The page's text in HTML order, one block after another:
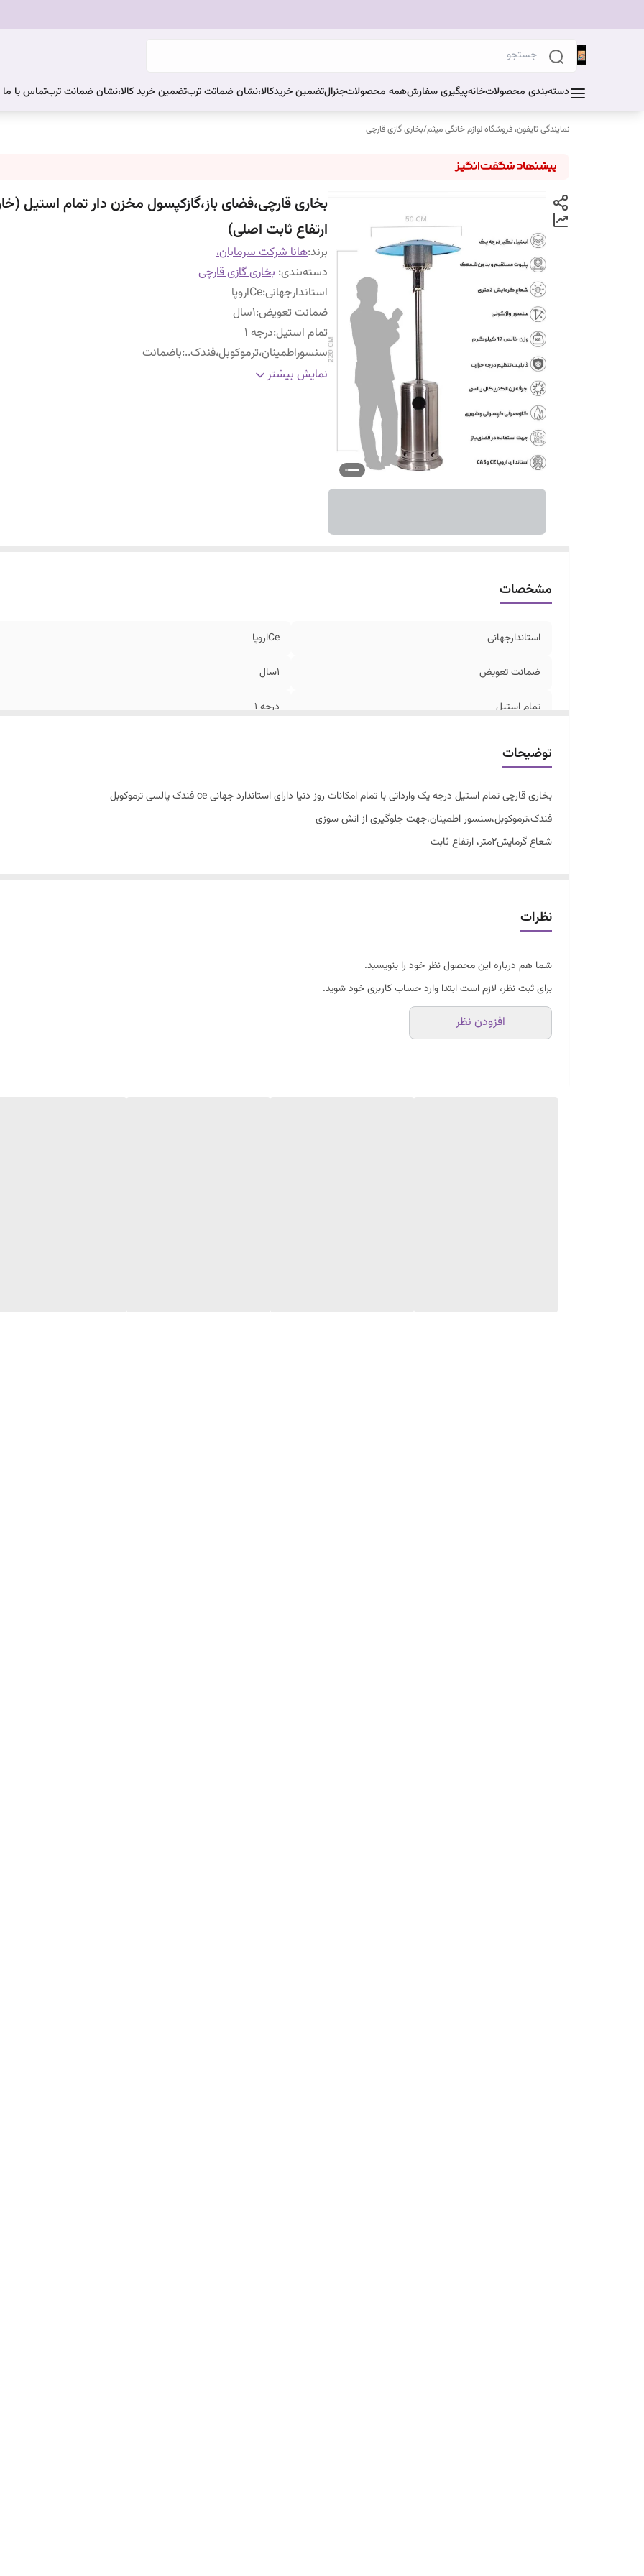
دسته‌بندی محصولاتخانهپیگیری سفارشهمه محصولاتجنرالتضمین خریدکالا،نشان ضماتت تربتضمین خرید کالا،نشان ضمانت تربتماس با ما
نمایندگی تایفون، فروشگاه لوازم خانگی میثم/بخاری گازی قارچی
بخاری قارچی،فضای باز،گازکپسول مخزن دار تمام استیل
ارتفاع ثابت اصلی)
برند:هانا شرکت سرمابان،
دسته‌بندی: بخاری گازی قارچی
استاندارجهانی:Ceاروپا
ضمانت تعویض:۱سال
تمام استیل:درجه ۱
سنسوراطمینان،ترموکوبل،فندک..:باضمانت
ارسال فوری درصورت پرداخت کارت به کارت
نمایش بیشتر
مشخصات
استاندارجهانی Ceاروپا
ضمانت تعویض ۱سال
تمام استیل درجه ۱
توضیحات
بخاری قارچی تمام استیل درجه یک وارداتی با تمام امکانات روز دنیا دارای استاندارد جهانی ce فندک پالسی ترموکوبل
فندک،ترموکوبل،سنسور اطمینان،جهت جلوگیری از اتش سوزی
شعاع گرمایش۲متر، ارتفاع ثابت
فروشگاه میثم نماینده شرکت سرمابان،و منگزی.
نظرات
شما هم درباره این محصول نظر خود را بنویسید.
برای ثبت نظر، لازم است ابتدا وارد حساب کاربری خود شوید.
افزودن نظر